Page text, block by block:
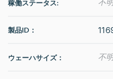
稼働ステータス: 不
製品ID：
ウェーハサイズ： 不